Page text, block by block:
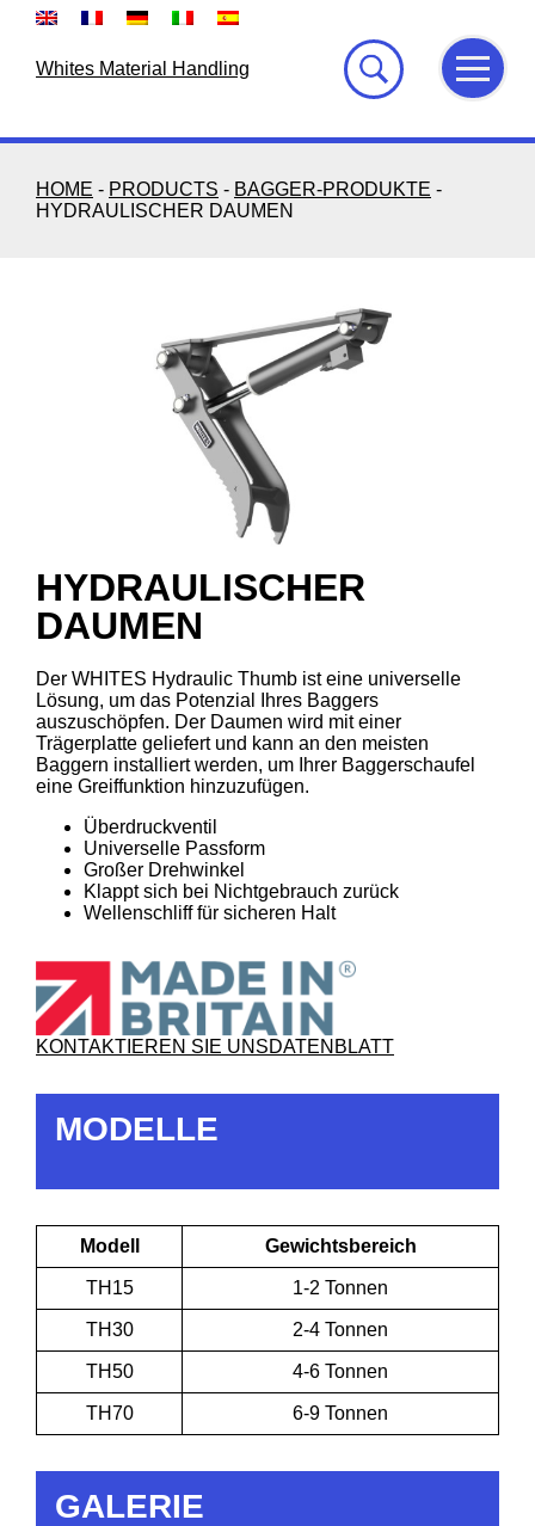
Skip
Whites Material Handling
HOME - PRODUCTS - BAGGER-PRODUKTE -
HYDRAULISCHER DAUMEN
HYDRAULISCHER
DAUMEN
Der WHITES Hydraulic Thumb ist eine universelle
Lösung, um das Potenzial Ihres Baggers
auszuschöpfen. Der Daumen wird mit einer
Trägerplatte geliefert und kann an den meisten
Baggern installiert werden, um Ihrer Baggerschaufel
eine Greiffunktion hinzuzufügen.
Überdruckventil
Universelle Passform
Großer Drehwinkel
Klappt sich bei Nichtgebrauch zurück
Wellenschliff für sicheren Halt
KONTAKTIEREN SIE UNSDATENBLATT
MODELLE
Modell Gewichtsbereich
TH15 1-2 Tonnen
TH30 2-4 Tonnen
TH50 4-6 Tonnen
TH70 6-9 Tonnen
GALERIE